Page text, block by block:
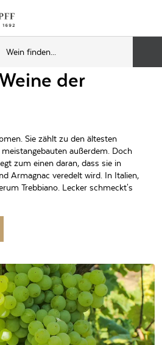
der
Sie zählt zu den ältesten
außerdem. Doch
zum einen daran, dass sie in
Armagnac veredelt wird. In Italien,
Trebbiano. Lecker schmeckt's